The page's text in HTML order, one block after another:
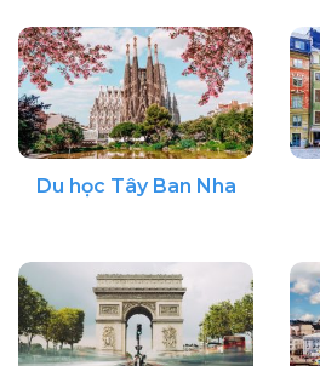
Du học Tây Ban Nha